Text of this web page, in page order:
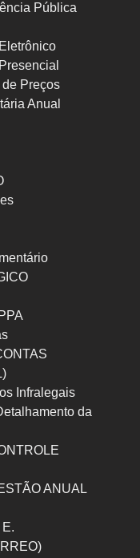
Pública
de Preços
Anual
Infralegais
da
ANUAL